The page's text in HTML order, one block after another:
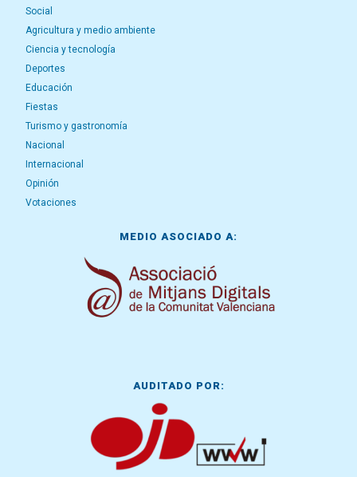
Social
Agricultura y medio ambiente
Ciencia y tecnología
Deportes
Educación
Fiestas
Turismo y gastronomía
Nacional
Internacional
Opinión
Votaciones
MEDIO ASOCIADO A:
AUDITADO POR: